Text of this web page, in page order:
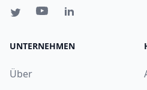
UNTERNEHMEN
Über